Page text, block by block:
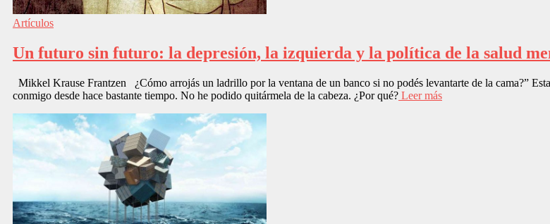
Artículos
Un futuro sin futuro: la depresión, la izquierda y la política de la salud
Mikkel Krause Frantzen ¿Cómo arrojás un ladrillo por la ventana de un banco si no podés levantarte de la cama?”
conmigo desde hace bastante tiempo. No he podido quitármela de la cabeza. ¿Por qué? Leer más